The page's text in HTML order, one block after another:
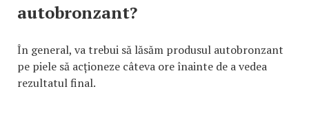
autobronzant?
În general, va trebui să lăsăm produsul autobronzant
pe piele să acționeze câteva ore înainte de a vedea
rezultatul final.